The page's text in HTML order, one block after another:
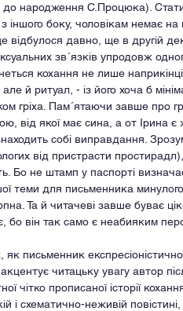
до народження С.Процюка).
іншого боку, чоловікам немає
відбулося давно, ще в другій
зв´язків упродовж
кохання не лише
й ритуал, - із його хоча б
гріха. Пам´ятаючи завше про
від якої має сина, а от Ірина
собі виправдання.
від пристрасти
Бо не штамп у паспорті
теми для письменника
Та й читачеві завше буває
бо він так само є неабияким
письменник
читацьку увагу автор
чітко прописаної історії
і схематично-неживій